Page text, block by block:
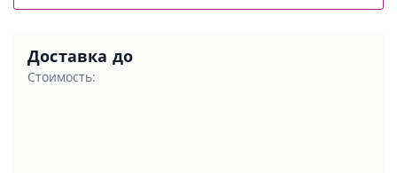
Доставка до
Стоимость: